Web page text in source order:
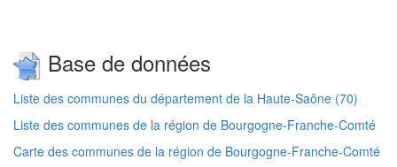
Base de données
Liste des communes du département de la Haute-Saône (70)
Liste des communes de la région de Bourgogne-Franche-Comté
Carte des communes de la région de Bourgogne-Franche-Comté